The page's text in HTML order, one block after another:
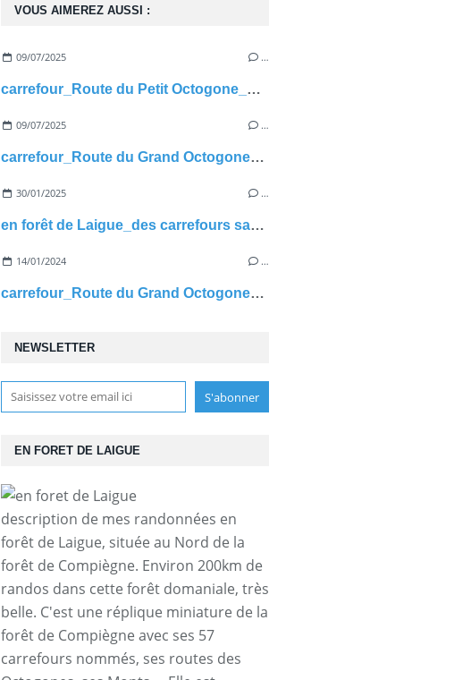
NEWSLETTER
EN FORET DE LAIGUE
description de mes randonnées en
forêt de Laigue, située au Nord de la
forêt de Compiègne. Environ 200km de
randos dans cette forêt domaniale, très
belle. C'est une réplique miniature de la
forêt de Compiègne avec ses 57
carrefours nommés, ses routes des
VOUS AIMEREZ AUSSI :
09/07/2025 …
carrefour_Route du Petit Octogone_Sentier (parcelle 90)
09/07/2025 …
carrefour_Route du Grand Octogone_Route du Camp de Senlis
30/01/2025 …
en forêt de Laigue_des carrefours sans nom
14/01/2024 …
carrefour_Route du Grand Octogone_Sentier (parcelle 145)